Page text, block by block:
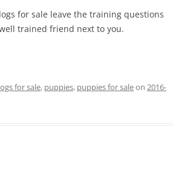
for sale leave the training questions
trained friend next to you.
for sale, puppies, puppies for saleon 2016-